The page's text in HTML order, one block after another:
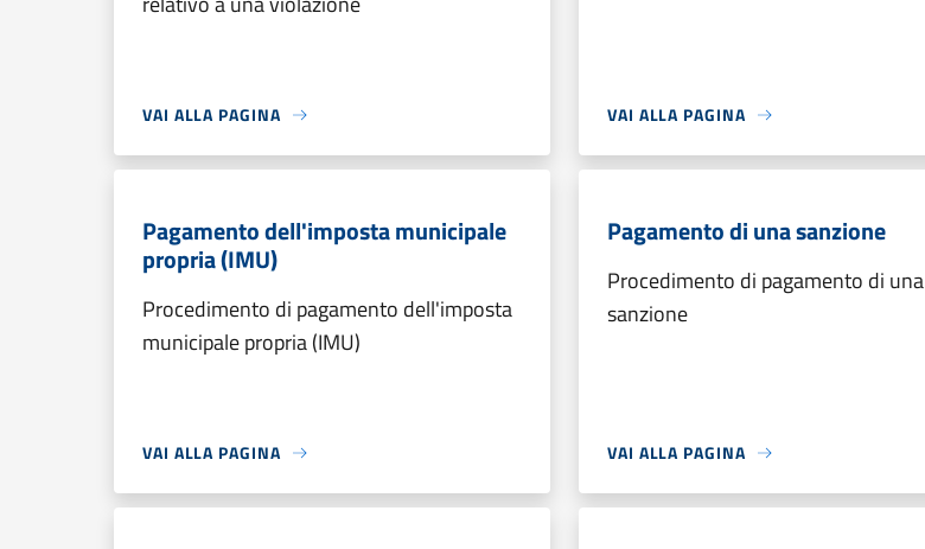
VAI ALLA PAGINA VAI ALLA PAGINA
Pagamento dell'imposta municipale
propria (IMU)
Procedimento di pagamento dell'imposta
municipale propria (IMU)
VAI ALLA PAGINA
Pagamento di una sanzione
Procedimento di pagamento di una
sanzione
VAI ALLA PAGINA